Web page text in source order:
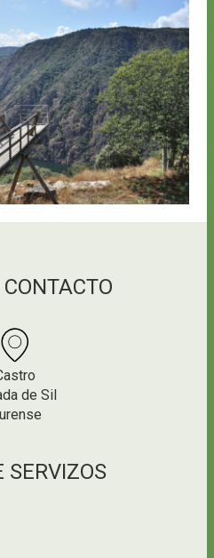
de Sil
SERVIZOS